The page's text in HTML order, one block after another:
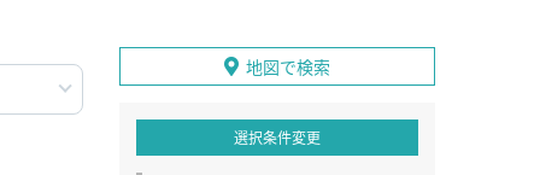
地図で検索
選択条件変更